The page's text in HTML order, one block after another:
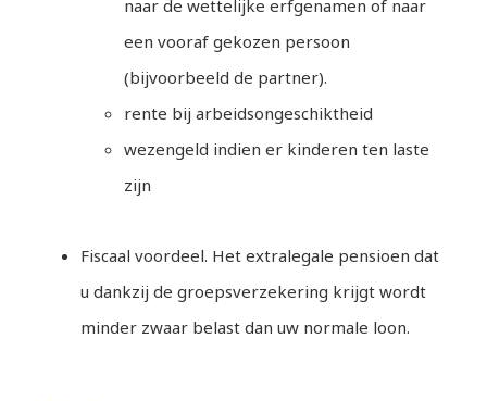
naar de wettelijke erfgenamen of naar
een vooraf gekozen persoon
(bijvoorbeeld de partner).
rente bij arbeidsongeschiktheid
wezengeld indien er kinderen ten laste
zijn
Fiscaal voordeel. Het extralegale pensioen dat
u dankzij de groepsverzekering krijgt wordt
minder zwaar belast dan uw normale loon.